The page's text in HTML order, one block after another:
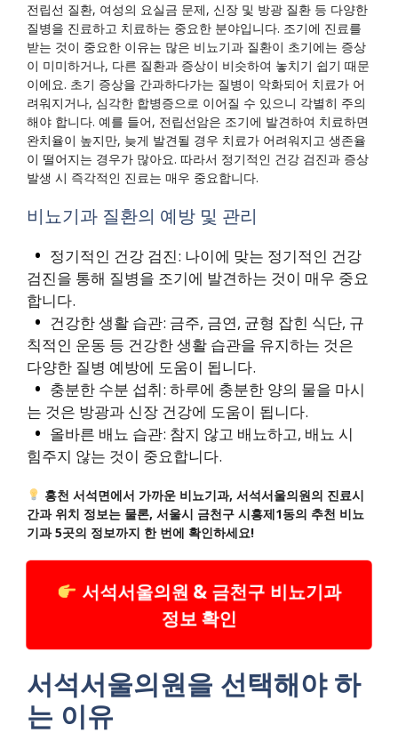
전립선 질환, 여성의 요실금 문제, 신장 및 방광 질환 등 다양한
질병을 진료하고 치료하는 중요한 분야입니다. 조기에 진료를
받는 것이 중요한 이유는 많은 비뇨기과 질환이 초기에는 증상
이 미미하거나, 다른 질환과 증상이 비슷하여 놓치기 쉽기 때문
이에요. 초기 증상을 간과하다가는 질병이 악화되어 치료가 어
려워지거나, 심각한 합병증으로 이어질 수 있으니 각별히 주의
해야 합니다. 예를 들어, 전립선암은 조기에 발견하여 치료하면
완치율이 높지만, 늦게 발견될 경우 치료가 어려워지고 생존율
이 떨어지는 경우가 많아요. 따라서 정기적인 건강 검진과 증상
발생 시 즉각적인 진료는 매우 중요합니다.
비뇨기과 질환의 예방 및 관리
정기적인 건강 검진: 나이에 맞는 정기적인 건강
검진을 통해 질병을 조기에 발견하는 것이 매우 중요
합니다.
건강한 생활 습관: 금주, 금연, 균형 잡힌 식단, 규
칙적인 운동 등 건강한 생활 습관을 유지하는 것은
다양한 질병 예방에 도움이 됩니다.
충분한 수분 섭취: 하루에 충분한 양의 물을 마시
는 것은 방광과 신장 건강에 도움이 됩니다.
올바른 배뇨 습관: 참지 않고 배뇨하고, 배뇨 시
힘주지 않는 것이 중요합니다.
홍천 서석면에서 가까운 비뇨기과, 서석서울의원의 진료시
간과 위치 정보는 물론, 서울시 금천구 시흥제1동의 추천 비뇨
기과 5곳의 정보까지 한 번에 확인하세요!
서석서울의원 & 금천구 비뇨기과
정보 확인
서석서울의원을 선택해야 하
는 이유